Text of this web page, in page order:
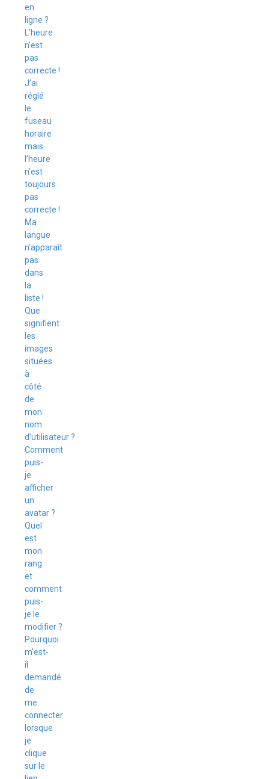
en
ligne ?
L’heure
n’est
pas
correcte !
J’ai
réglé
le
fuseau
horaire
mais
l’heure
n’est
toujours
pas
correcte !
Ma
langue
n’apparaît
pas
dans
la
liste !
Que
signifient
les
images
situées
à
côté
de
mon
nom
d’utilisateur ?
Comment
puis-
je
afficher
un
avatar ?
Quel
est
mon
rang
et
comment
puis-
je le
modifier ?
Pourquoi
m’est-
il
demandé
de
me
connecter
lorsque
je
clique
sur le